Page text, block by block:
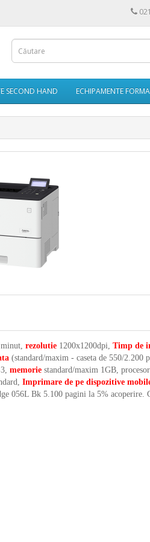
SECOND HAND ECHIPAMENTE
rezolutie 1200x1200dpi, Timp de
(standard/maxim - caseta de 550/2.200
memorie standard/maxim 1GB,
Imprimare de pe dispozitive
056L Bk 5.100 pagini la 5% acoperire.